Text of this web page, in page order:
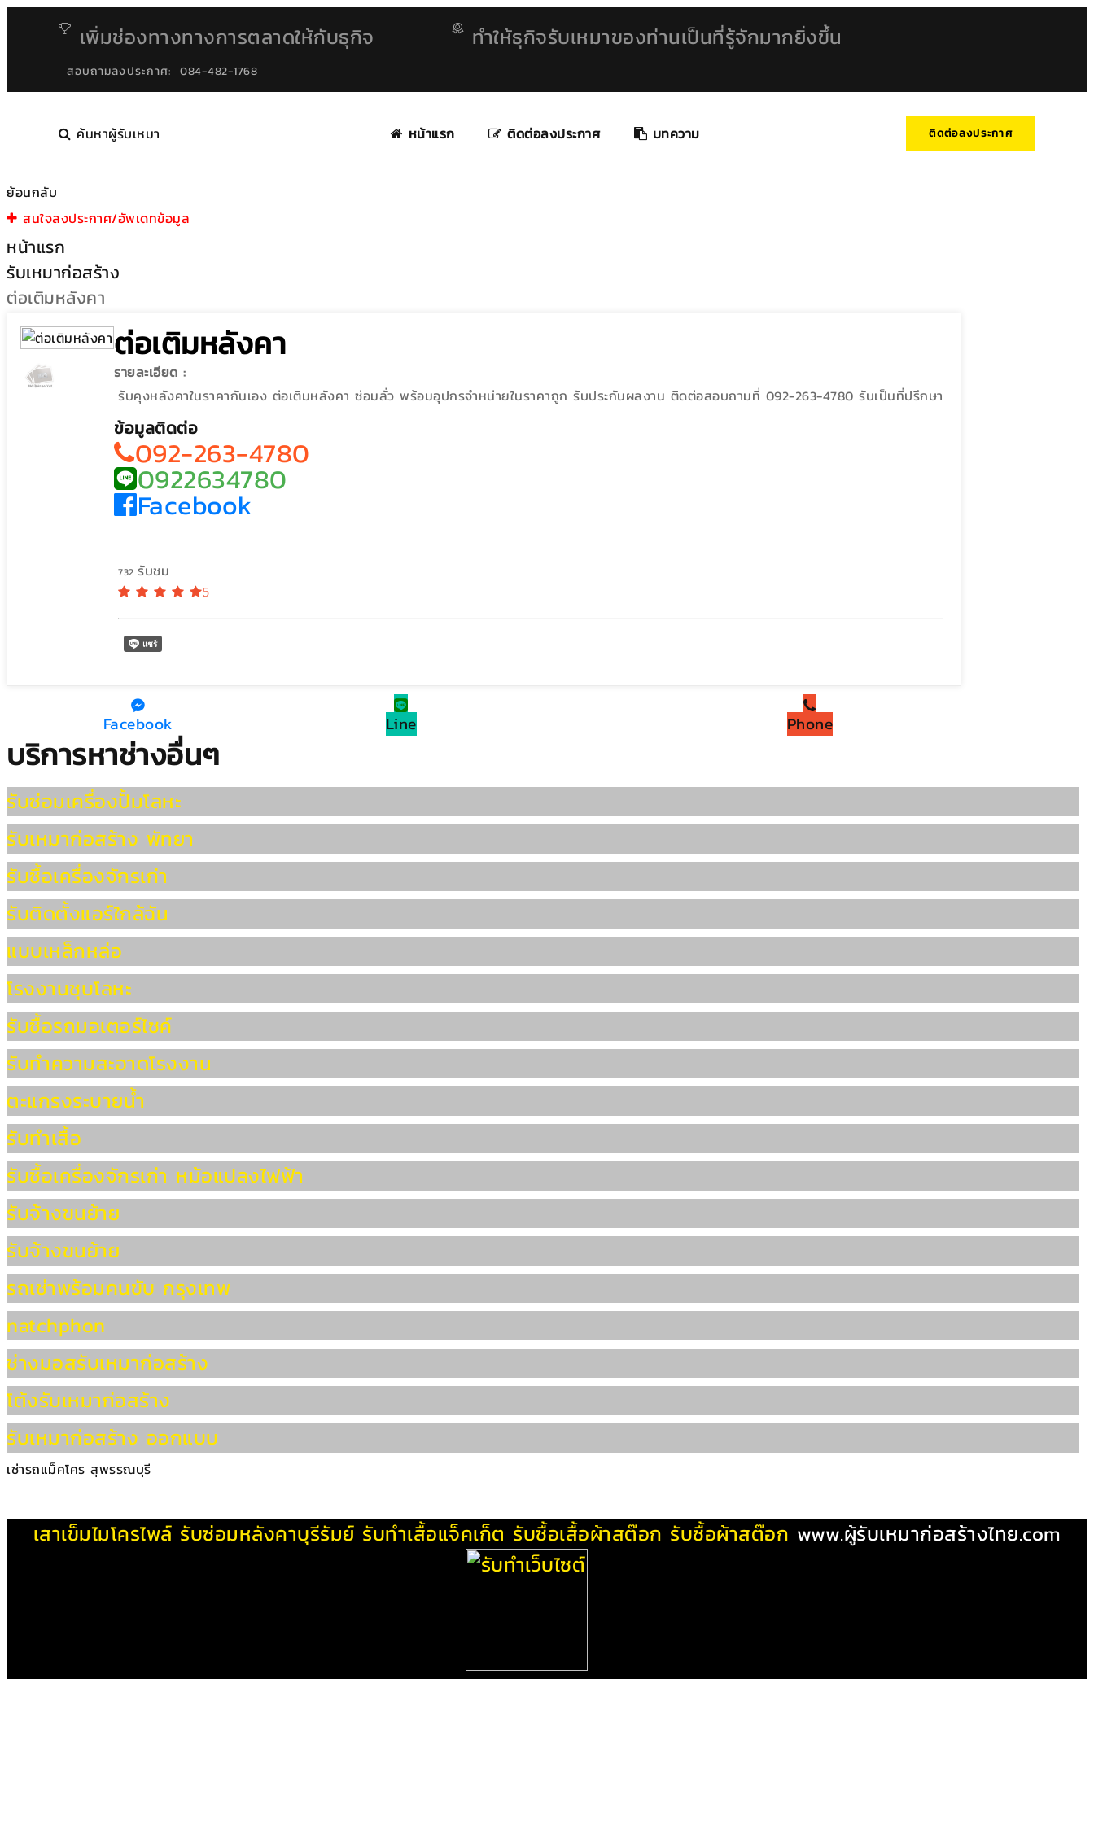
เพิ่มช่องทางทางการตลาดให้กับธุกิจ ทำให้ธุกิจรับเหมาของท่านเป็นที่รู้จักมากยิ่งขึ้น
สอบถามลงประกาศ: 084-482-1768
ค้นหาผู้รับเหมา ติดต่อลงประกาศ
หน้าแรก ติดต่อลงประกาศ บทความ
ย้อนกลับ
สนใจลงประกาศ/อัพเดทข้อมูล
หน้าแรก
รับเหมาก่อสร้าง
ต่อเติมหลังคา
ต่อเติมหลังคา
รายละเอียด :
รับคุงหลังคาในราคากันเอง ต่อเติมหลังคา ซ่อมลั่ว พร้อมอุปกรจำหน่ายในราคาถูก รับประกันผลงาน ติดต่อสอบถามที่ 092-263-4780 รับเป็นที่ปรึกษา
ข้อมูลติดต่อ
092-263-4780
0922634780
Facebook
732 รับชม
5
Facebook Line Phone
บริการหาช่างอื่นๆ
รับซ่อมเครื่องปั้มโลหะ
รับเหมาก่อสร้าง พัทยา
รับซื้อเครื่องจักรเก่า
รับติดตั้งแอร์ใกล้ฉัน
แบบเหล็กหล่อ
โรงงานชุบโลหะ
รับซื้อรถมอเตอร์ไซค์
รับทำความสะอาดโรงงาน
ตะแกรงระบายน้ำ
รับทำเสื้อ
รับซื้อเครื่องจักรเก่า หม้อแปลงไฟฟ้า
รับจ้างขนย้าย
รับจ้างขนย้าย
รถเช่าพร้อมคนขับ กรุงเทพ
natchphon
ช่างมอสรับเหมาก่อสร้าง
โต้งรับเหมาก่อสร้าง
รับเหมาก่อสร้าง ออกแบบ
เช่ารถแม็คโคร สุพรรณบุรี
เสาเข็มไมโครไพล์ รับซ่อมหลังคาบุรีรัมย์ รับทําเสื้อแจ็คเก็ต รับซื้อเสื้อผ้าสต๊อก รับซื้อผ้าสต๊อก www.ผู้รับเหมาก่อสร้างไทย.com